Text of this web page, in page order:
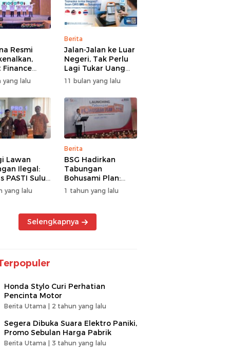
Resmi
Finance
Segmen
yang lalu
Berita
Jalan-Jalan ke Luar
Negeri, Tak Perlu
Lagi Tukar Uang
Asing – Cukup Scan
QRIS Pakai BRImo
11 bulan yang lalu
Lawan
Ilegal:
PASTI Sulut
Literasi
Kolektif
yang lalu
Berita
BSG Hadirkan
Tabungan
Bohusami Plan:
Nabung Gak Ribet,
Impian Masa Depan
1 tahun yang lalu
Selengkapnya
Honda Stylo Curi Perhatian
Pencinta Motor
Berita Utama | 2 tahun yang lalu
Segera Dibuka Suara Elektro Paniki,
Promo Sebulan Harga Pabrik
Berita Utama | 3 tahun yang lalu